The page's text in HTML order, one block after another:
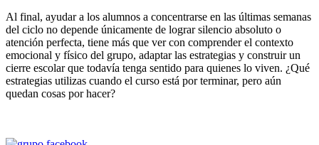
Al final, ayudar a los alumnos a concentrarse en las últimas semanas
del ciclo no depende únicamente de lograr silencio absoluto o
atención perfecta, tiene más que ver con comprender el contexto
emocional y físico del grupo, adaptar las estrategias y construir un
cierre escolar que todavía tenga sentido para quienes lo viven. ¿Qué
estrategias utilizas cuando el curso está por terminar, pero aún
quedan cosas por hacer?